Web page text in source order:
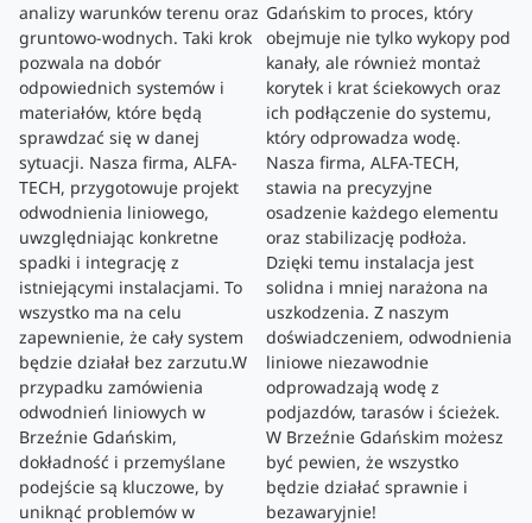
analizy warunków terenu oraz
gruntowo-wodnych. Taki krok
pozwala na dobór
odpowiednich systemów i
materiałów, które będą
sprawdzać się w danej
sytuacji. Nasza firma, ALFA-
TECH, przygotowuje projekt
odwodnienia liniowego,
uwzględniając konkretne
spadki i integrację z
istniejącymi instalacjami. To
wszystko ma na celu
zapewnienie, że cały system
będzie działał bez zarzutu.W
przypadku zamówienia
odwodnień liniowych w
Brzeźnie Gdańskim,
dokładność i przemyślane
podejście są kluczowe, by
uniknąć problemów w
Gdańskim to proces, który
obejmuje nie tylko wykopy pod
kanały, ale również montaż
korytek i krat ściekowych oraz
ich podłączenie do systemu,
który odprowadza wodę.
Nasza firma, ALFA-TECH,
stawia na precyzyjne
osadzenie każdego elementu
oraz stabilizację podłoża.
Dzięki temu instalacja jest
solidna i mniej narażona na
uszkodzenia. Z naszym
doświadczeniem, odwodnienia
liniowe niezawodnie
odprowadzają wodę z
podjazdów, tarasów i ścieżek.
W Brzeźnie Gdańskim możesz
być pewien, że wszystko
będzie działać sprawnie i
bezawaryjnie!